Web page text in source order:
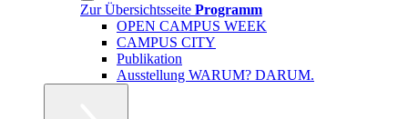
Zur Übersichtsseite Programm
OPEN CAMPUS WEEK
CAMPUS CITY
Publikation
Ausstellung WARUM? DARUM.